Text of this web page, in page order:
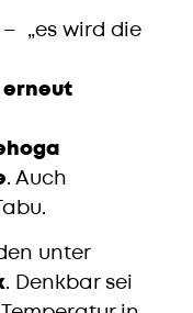
„es wird die
erneut
. Auch
unter
. Denkbar sei